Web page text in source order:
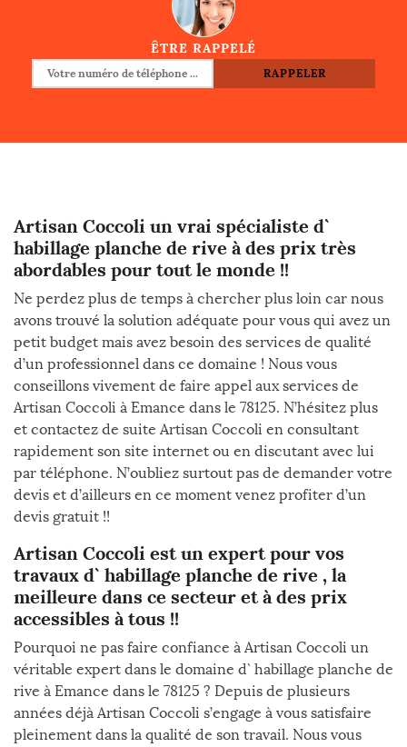
ÊTRE RAPPELÉ
Artisan Coccoli un vrai spécialiste d`
habillage planche de rive à des prix très
abordables pour tout le monde !!
Ne perdez plus de temps à chercher plus loin car nous
avons trouvé la solution adéquate pour vous qui avez un
petit budget mais avez besoin des services de qualité
d’un professionnel dans ce domaine ! Nous vous
conseillons vivement de faire appel aux services de
Artisan Coccoli à Emance dans le 78125. N’hésitez plus
et contactez de suite Artisan Coccoli en consultant
rapidement son site internet ou en discutant avec lui
par téléphone. N’oubliez surtout pas de demander votre
devis et d’ailleurs en ce moment venez profiter d’un
devis gratuit !!
Artisan Coccoli est un expert pour vos
travaux d` habillage planche de rive , la
meilleure dans ce secteur et à des prix
accessibles à tous !!
Pourquoi ne pas faire confiance à Artisan Coccoli un
véritable expert dans le domaine d` habillage planche de
rive à Emance dans le 78125 ? Depuis de plusieurs
années déjà Artisan Coccoli s’engage à vous satisfaire
pleinement dans la qualité de son travail. Nous vous